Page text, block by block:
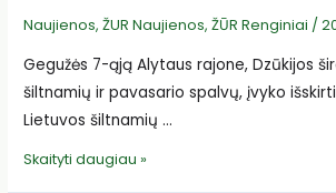
Naujienos,ŽUR Naujienos,ŽŪR Renginiai /
Gegužės 7-ąją Alytaus rajone, Dzūkijos
šiltnamių ir pavasario spalvų, įvyko
Lietuvos šiltnamių …
Iš
Skaityti daugiau »